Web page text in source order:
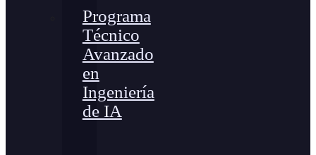
Programa
Técnico
Avanzado
en
Ingeniería
de IA